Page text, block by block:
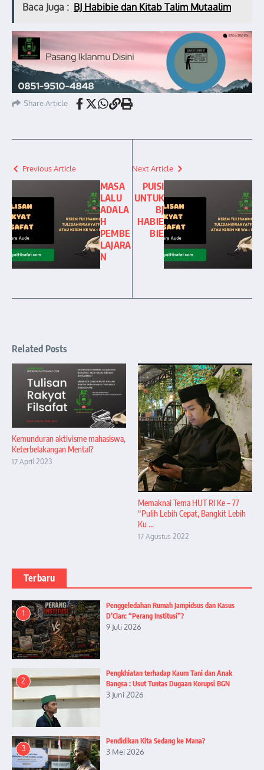
Baca Juga : BJ Habibie dan Kitab Talim Mutaalim
Share Article
Previous Article
MASA
LALU
ADALA
H
PEMBE
LAJARA
N
Next Article
PUISI
UNTUK
BJ
HABIE
BIE
Related Posts
Kemunduran aktivisme mahasiswa,
Keterbelakangan Mental?
17 April 2023
Memaknai Tema HUT RI Ke – 77
“Pulih Lebih Cepat, Bangkit Lebih
Ku ...
17 Agustus 2022
Terbaru
1
Penggeledahan Rumah Jampidsus dan Kasus
D’Clan: “Perang Institusi”?
9 Juli 2026
2
Pengkhiatan terhadap Kaum Tani dan Anak
Bangsa : Usut Tuntas Dugaan Korupsi BGN
3 Juni 2026
3
Pendidikan Kita Sedang ke Mana?
3 Mei 2026